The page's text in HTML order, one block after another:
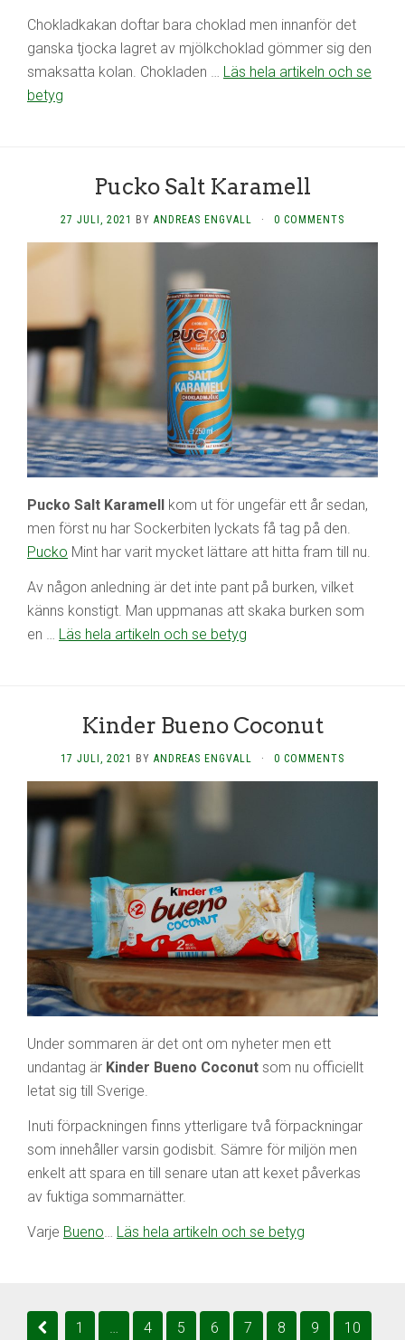
Chokladkakan doftar bara choklad men innanför det
ganska tjocka lagret av mjölkchoklad gömmer sig den
smaksatta kolan. Chokladen … Läs hela artikeln och se
betyg
Pucko Salt Karamell
27 JULI, 2021 BY ANDREAS ENGVALL · 0 COMMENTS
Pucko Salt Karamell kom ut för ungefär ett år sedan,
men först nu har Sockerbiten lyckats få tag på den.
Pucko Mint har varit mycket lättare att hitta fram till nu.
Av någon anledning är det inte pant på burken, vilket
känns konstigt. Man uppmanas att skaka burken som
en … Läs hela artikeln och se betyg
Kinder Bueno Coconut
17 JULI, 2021 BY ANDREAS ENGVALL · 0 COMMENTS
Under sommaren är det ont om nyheter men ett
undantag är Kinder Bueno Coconut som nu officiellt
letat sig till Sverige.
Inuti förpackningen finns ytterligare två förpackningar
som innehåller varsin godisbit. Sämre för miljön men
enkelt att spara en till senare utan att kexet påverkas
av fuktiga sommarnätter.
Varje Bueno Läs hela artikeln och se betyg
1 4 5 6 7 8 9 10